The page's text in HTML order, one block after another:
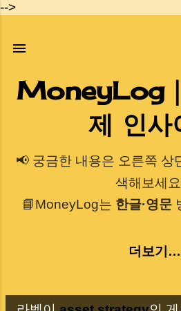
-->
기본 콘텐츠로
MoneyLog｜
제 인사
📢 궁금한 내용은 오른쪽 상
색해보세요
📘MoneyLog는 한글·영문
더보기…